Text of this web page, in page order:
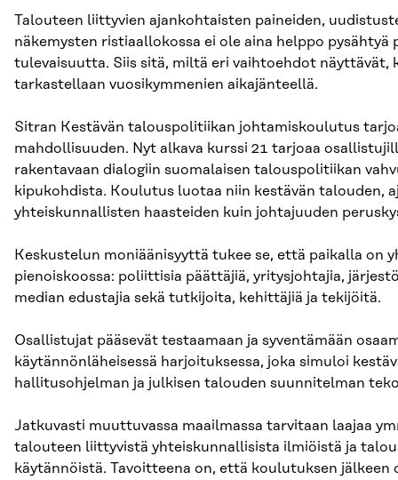
Talouteen liittyvien ajankohtaisten paineiden,
näkemysten ristiaallokossa ei ole aina helppo pysähtyä
tulevaisuutta. Siis sitä, miltä eri vaihtoehdot näyttävät,
tarkastellaan vuosikymmenien aikajänteellä.
Sitran Kestävän talouspolitiikan johtamiskoulutus
mahdollisuuden. Nyt alkava kurssi 21 tarjoaa
rakentavaan dialogiin suomalaisen talouspolitiikan
kipukohdista. Koulutus luotaa niin kestävän talouden,
yhteiskunnallisten haasteiden kuin johtajuuden
Keskustelun moniäänisyyttä tukee se, että paikalla on
pienoiskoossa: poliittisia päättäjiä, yritysjohtajia,
median edustajia sekä tutkijoita, kehittäjiä ja tekijöitä.
Osallistujat pääsevät testaamaan ja syventämään
käytännönläheisessä harjoituksessa, joka simuloi
hallitusohjelman ja julkisen talouden suunnitelman
Jatkuvasti muuttuvassa maailmassa tarvitaan laajaa
talouteen liittyvistä yhteiskunnallisista ilmiöistä ja
käytännöistä. Tavoitteena on, että koulutuksen jälkeen